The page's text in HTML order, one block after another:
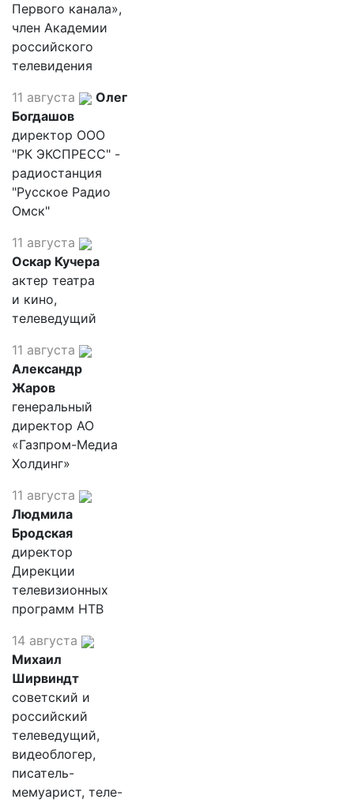
Первого канала»,
член Академии
российского
телевидения
11 августа
Олег
Богдашов
директор ООО
"РК ЭКСПРЕСС" -
радиостанция
"Русское Радио
Омск"
11 августа
Оскар Кучера
актер театра
и кино,
телеведущий
11 августа
Александр
Жаров
генеральный
директор АО
«Газпром-Медиа
Холдинг»
11 августа
Людмила
Бродская
директор
Дирекции
телевизионных
программ НТВ
14 августа
Михаил
Ширвиндт
советский и
российский
телеведущий,
видеоблогер,
писатель-
мемуарист, теле-